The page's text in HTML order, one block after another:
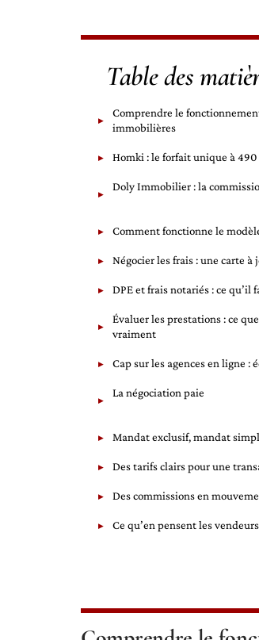
Table des
Comprendre le
immobilières
Homki : le forfait unique à
Doly Immobilier : la
Comment fonctionne le
Négocier les frais : une carte à
DPE et frais notariés : ce qu’il
Évaluer les prestations : ce
vraiment
Cap sur les agences en ligne :
La négociation paie
Mandat exclusif, mandat
Des tarifs clairs pour une
Des commissions en
Ce qu’en pensent les vendeurs